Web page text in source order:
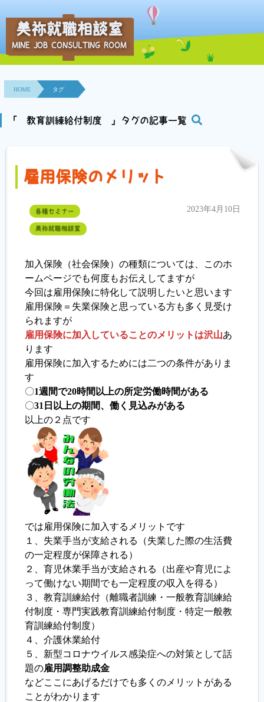
HOME
事業所紹介
就職面接会
利用者の声
地域連携事業
求人情報検索
各種セミナー
履歴書ジェネレーター
美祢就職相談室
MINE JOB CONSULTING ROOM
HOME タグ
「 教育訓練給付制度 」タグの記事一覧
雇用保険のメリット
各種セミナー
美祢就職相談室
2023年4月10日
加入保険（社会保険）の種類については、このホ
ームページでも何度もお伝えしてますが
今回は雇用保険に特化して説明したいと思います
雇用保険＝失業保険と思っている方も多く見受け
られますが
雇用保険に加入していることのメリットは沢山あ
ります
雇用保険に加入するためには二つの条件がありま
す
〇1週間で20時間以上の所定労働時間がある
〇31日以上の期間、働く見込みがある
以上の２点です
では雇用保険に加入するメリットです
１、失業手当が支給される（失業した際の生活費
の一定程度が保障される）
２、育児休業手当が支給される（出産や育児によ
って働けない期間でも一定程度の収入を得る）
３、教育訓練給付（離職者訓練・一般教育訓練給
付制度・専門実践教育訓練給付制度・特定一般教
育訓練給付制度）
４、介護休業給付
５、新型コロナウイルス感染症への対策として話
題の雇用調整助成金
などここにあげるだけでも多くのメリットがある
ことがわかります